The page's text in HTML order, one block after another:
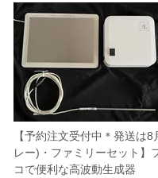
【予約注文受付中＊発送は
レー)・ファミリーセット】
コで便利な高波動生成器